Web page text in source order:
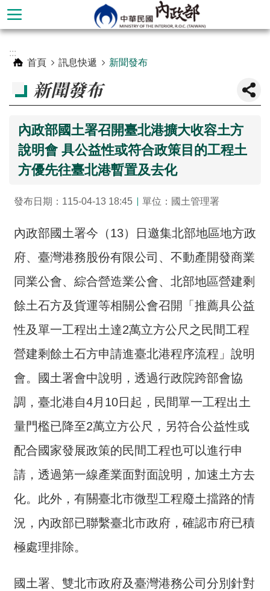
跳到主要內容區塊
階
本
部
介
主
題
政
策
訊
快
遞
主
題
服
動
交
流
回
:::
首頁
訊息快遞 新聞發布
新聞發布
內政部國土署召開臺北港擴大收容土方
說明會 具公益性或符合政策目的工程土
方優先往臺北港暫置及去化
發布日期：115-04-13 18:45 單位：國土管理署
內政部國土署今（13）日邀集北部地區地方政
府、臺灣港務股份有限公司、不動產開發商業
同業公會、綜合營造業公會、北部地區營建剩
餘土石方及貨運等相關公會召開「推薦具公益
性及單一工程出土達2萬立方公尺之民間工程
營建剩餘土石方申請進臺北港程序流程」說明
會。國土署會中說明，透過行政院跨部會協
調，臺北港自4月10日起，民間單一工程出土
量門檻已降至2萬立方公尺，另符合公益性或
配合國家發展政策的民間工程也可以進行申
請，透過第一線產業面對面說明，加速土方去
化。此外，有關臺北市微型工程廢土擋路的情
況，內政部已聯繫臺北市政府，確認市府已積
極處理排除。
國土署、雙北市政府及臺灣港務公司分別針對